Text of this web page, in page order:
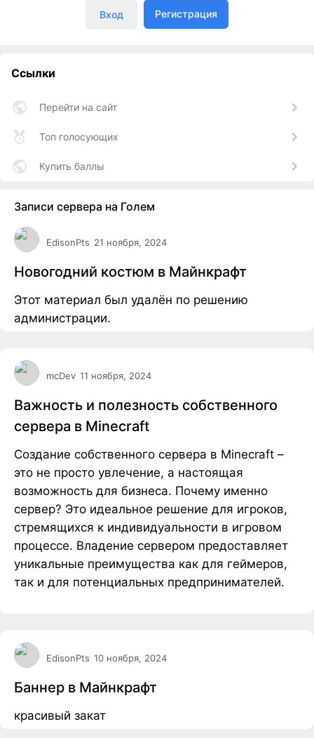
Вход Регистрация
Ссылки
Перейти на сайт
Топ голосующих
Купить баллы
Записи сервера на Голем
EdisonPts 21 ноября, 2024
Новогодний костюм в Майнкрафт
Этот материал был удалён по решению
администрации.
mcDev 11 ноября, 2024
Важность и полезность собственного
сервера в Minecraft
Создание собственного сервера в Minecraft –
это не просто увлечение, а настоящая
возможность для бизнеса. Почему именно
сервер? Это идеальное решение для игроков,
стремящихся к индивидуальности в игровом
процессе. Владение сервером предоставляет
уникальные преимущества как для геймеров,
так и для потенциальных предпринимателей.
EdisonPts 10 ноября, 2024
Баннер в Майнкрафт
красивый закат